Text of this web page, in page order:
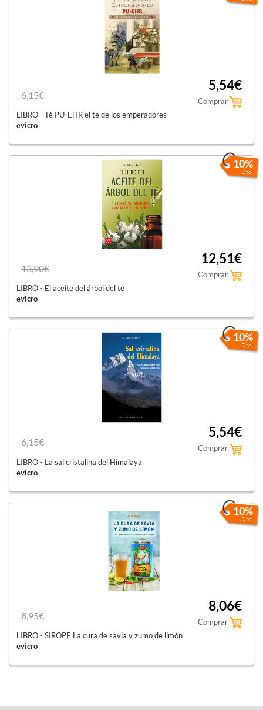
6,15€
5,54€
Comprar
LIBRO - Té PU-EHR el té de los emperadores
evicro
10%
Dto.
13,90€
12,51€
Comprar
LIBRO - El aceite del árbol del té
evicro
10%
Dto.
6,15€
5,54€
Comprar
LIBRO - La sal cristalina del Himalaya
evicro
10%
Dto.
8,95€
8,06€
Comprar
LIBRO - SIROPE La cura de savia y zumo de limón
evicro